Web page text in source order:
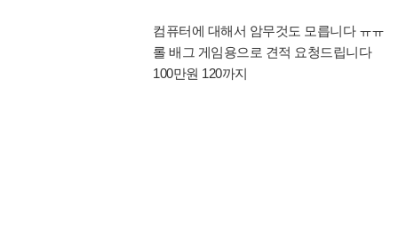
컴퓨터에 대해서 암무것도 모릅니다 ㅠㅠ
롤 배그 게임용으로 견적 요청드립니다
100만원 120까지